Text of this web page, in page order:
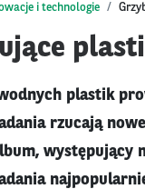
i technologie
plastik
rzucają
występujący